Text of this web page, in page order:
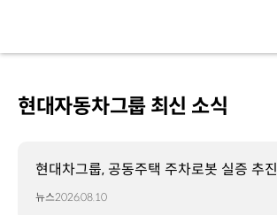
현대자동차그룹 최신 소식
현대차그룹, 공동주택 주차로봇 실증 추진
뉴스2026.08.10